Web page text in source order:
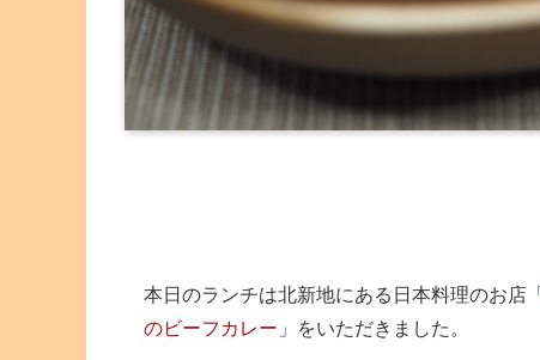
本日のランチは北新地にある日本料理のお店「
のビーフカレー 」をいただきました。